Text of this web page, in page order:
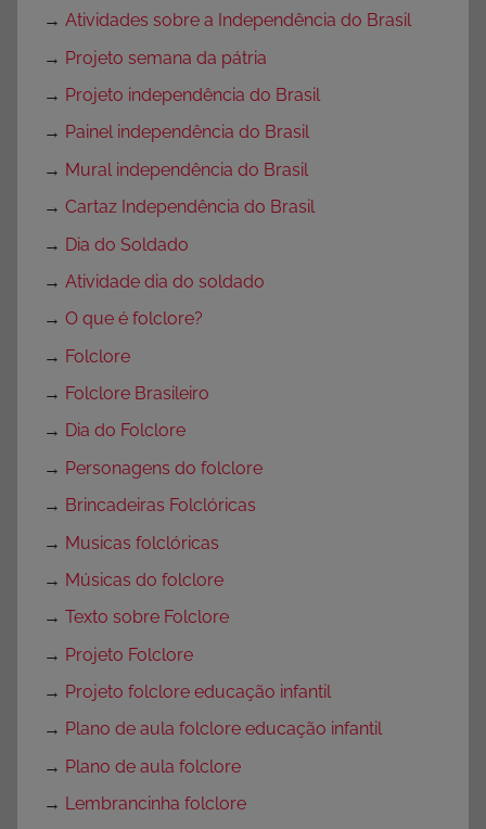
→ Atividades sobre a Independência do Brasil
→ Projeto semana da pátria
→ Projeto independência do Brasil
→ Painel independência do Brasil
→ Mural independência do Brasil
→ Cartaz Independência do Brasil
→ Dia do Soldado
→ Atividade dia do soldado
→ O que é folclore?
→ Folclore
→ Folclore Brasileiro
→ Dia do Folclore
→ Personagens do folclore
→ Brincadeiras Folclóricas
→ Musicas folclóricas
→ Músicas do folclore
→ Texto sobre Folclore
→ Projeto Folclore
→ Projeto folclore educação infantil
→ Plano de aula folclore educação infantil
→ Plano de aula folclore
→ Lembrancinha folclore